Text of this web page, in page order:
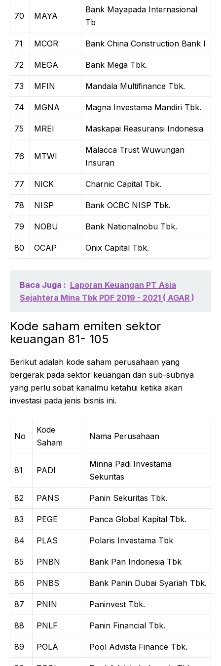
70 MAYA
Bank Mayapada Internasional
Tb
71 MCOR Bank China Construction Bank I
72 MEGA Bank Mega Tbk.
73 MFIN Mandala Multifinance Tbk.
74 MGNA Magna Investama Mandiri Tbk.
75 MREI Maskapai Reasuransi Indonesia
76 MTWI
Malacca Trust Wuwungan
Insuran
77 NICK Charnic Capital Tbk.
78 NISP Bank OCBC NISP Tbk.
79 NOBU Bank Nationalnobu Tbk.
80 OCAP Onix Capital Tbk.
Baca Juga : Laporan Keuangan PT Asia
Sejahtera Mina Tbk PDF 2019 - 2021 ( AGAR )
Kode saham emiten sektor
keuangan 81- 105
Berikut adalah kode saham perusahaan yang
bergerak pada sektor keuangan dan sub-subnya
yang perlu sobat kanalmu ketahui ketika akan
investasi pada jenis bisnis ini.
No
Kode
Saham
Nama Perusahaan
81 PADI
Minna Padi Investama
Sekuritas
82 PANS Panin Sekuritas Tbk.
83 PEGE Panca Global Kapital Tbk.
84 PLAS Polaris Investama Tbk
85 PNBN Bank Pan Indonesia Tbk
86 PNBS Bank Panin Dubai Syariah Tbk.
87 PNIN Paninvest Tbk.
88 PNLF Panin Financial Tbk.
89 POLA Pool Advista Finance Tbk.